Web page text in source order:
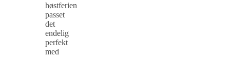
høstferien
passet
det
endelig
perfekt
med